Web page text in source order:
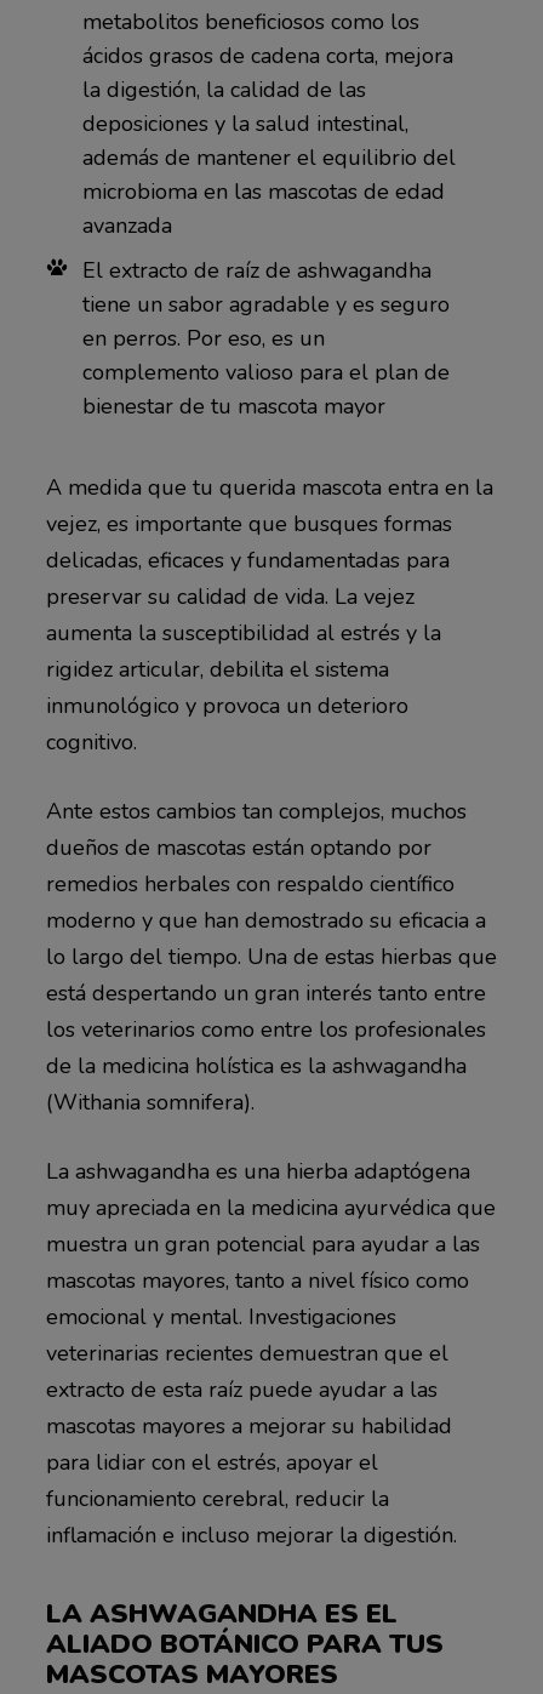
metabolitos beneficiosos como los
ácidos grasos de cadena corta, mejora
la digestión, la calidad de las
deposiciones y la salud intestinal,
además de mantener el equilibrio del
microbioma en las mascotas de edad
avanzada
El extracto de raíz de ashwagandha
tiene un sabor agradable y es seguro
en perros. Por eso, es un
complemento valioso para el plan de
bienestar de tu mascota mayor
A medida que tu querida mascota entra en la
vejez, es importante que busques formas
delicadas, eficaces y fundamentadas para
preservar su calidad de vida. La vejez
aumenta la susceptibilidad al estrés y la
rigidez articular, debilita el sistema
inmunológico y provoca un deterioro
cognitivo.
Ante estos cambios tan complejos, muchos
dueños de mascotas están optando por
remedios herbales con respaldo científico
moderno y que han demostrado su eficacia a
lo largo del tiempo. Una de estas hierbas que
está despertando un gran interés tanto entre
los veterinarios como entre los profesionales
de la medicina holística es la ashwagandha
(Withania somnifera).
La ashwagandha es una hierba adaptógena
muy apreciada en la medicina ayurvédica que
muestra un gran potencial para ayudar a las
mascotas mayores, tanto a nivel físico como
emocional y mental. Investigaciones
veterinarias recientes demuestran que el
extracto de esta raíz puede ayudar a las
mascotas mayores a mejorar su habilidad
para lidiar con el estrés, apoyar el
funcionamiento cerebral, reducir la
inflamación e incluso mejorar la digestión.
LA ASHWAGANDHA ES EL
ALIADO BOTÁNICO PARA TUS
MASCOTAS MAYORES